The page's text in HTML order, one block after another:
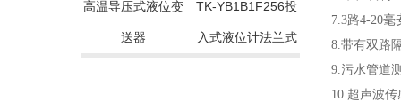
高温导压式液位变
送器
TK-YB1B1F256投
入式液位计法兰式
7.3路4-20
8.带有双路
9.污水管道
10.超声波